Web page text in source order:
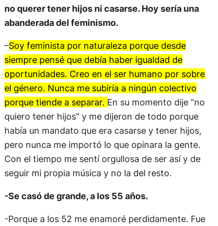
no querer tener hijos ni casarse. Hoy sería una
abanderada del feminismo.
–Soy feminista por naturaleza porque desde
siempre pensé que debía haber igualdad de
oportunidades. Creo en el ser humano por sobre
el género. Nunca me subiría a ningún colectivo
porque tiende a separar. En su momento dije “no
quiero tener hijos” y me dijeron de todo porque
había un mandato que era casarse y tener hijos,
pero nunca me importó lo que opinara la gente.
Con el tiempo me sentí orgullosa de ser así y de
seguir mi propia música y no la del resto.
-Se casó de grande, a los 55 años.
-Porque a los 52 me enamoré perdidamente. Fue